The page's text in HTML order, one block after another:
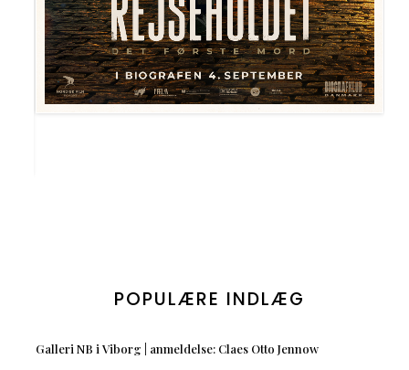
POPULÆRE INDLÆG
Galleri NB i Viborg | anmeldelse: Claes Otto Jennow